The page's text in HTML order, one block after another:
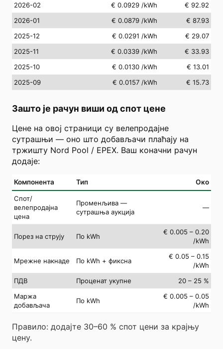
2026-02
€ 0.0929 /kWh
€ 92.92
2026-01
€ 0.0879 /kWh
€ 87.93
2025-12
€ 0.0291 /kWh
€ 29.07
2025-11
€ 0.0339 /kWh
€ 33.93
2025-10
€ 0.0130 /kWh
€ 13.01
2025-09
€ 0.0157 /kWh € 15.73
Зашто је рачун виши од спот цене
Цене на овој страници су велепродајне
сутрашњи — оно што добављачи плаћају на
тржишту Nord Pool / EPEX. Ваш коначни рачун
додаје:
Компонента Тип Око
Спот/
велепродајна
цена
Променљива —
сутрашња аукција
—
Порез на струју По kWh
€ 0.005 – 0.20
/kWh
Мрежне накнаде По kWh + фиксна
€ 0.05 – 0.15
/kWh
ПДВ
Проценат укупне
20 – 25 %
Маржа
добављача
По kWh
€ 0.005 – 0.05
/kWh
Правило: додајте 30–60 % спот цени за крајњу
цену.